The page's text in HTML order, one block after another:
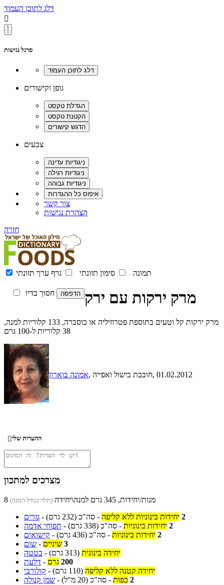
דלג לתוכן העמוד

סרגל נגישות
גופן וקישורים
צבעים
צור קשר
הצהרת נגישות
חזרה
תמונה סימון תזונתי גרף ערך תזונתי
חסוך בדיו מרק ירקות עם ירק
מרק ירקות קל וטעים בתוספת פטרוזיליה או כוסברה, 133 קלוריות למנה,
38 קלוריות ל-100 גרם
אמונה בוארון , חובבת בישול ואפייה, 01.02.2012
ההערות שלי
מצרכים למתכון
8 מנות/יחידות, 345 גרם למנה\יחידה (תלוי בגודל המנה)
גזרים - 2 יחידות בינוניות ללא קליפה - סה"כ (232 גרם)
תפוחי אדמה - 2 יחידות בינוניות - סה"כ (338 גרם)
קישואים - 2 יחידות בינוניות - סה"כ (436 גרם)
שום - 3 שיניים
בטטה - יחידה בינונית (313 גרם)
דלעת - 200 גרם
קולורבי - יחידה קטנה ללא קליפה (110 גרם)
שמן קנולה - 2 כפות - סה"כ (20 מ"ל)